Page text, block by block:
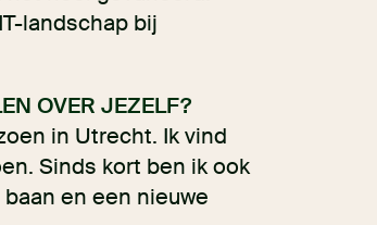
landschap bij
OVER JEZELF?
in Utrecht. Ik vind
Sinds kort ben ik ook
en een nieuwe